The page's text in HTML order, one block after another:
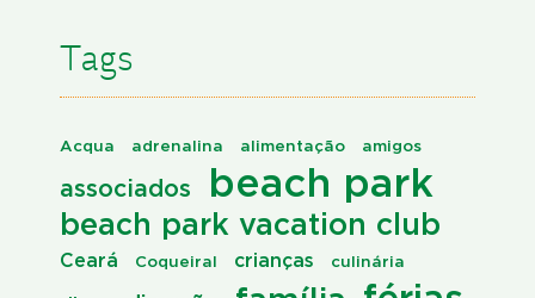
Tags
Acqua adrenalina alimentação amigos
associados beach park
beach park vacation club
Ceará Coqueiral crianças culinária